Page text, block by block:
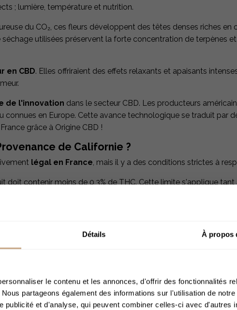
Détails À propos
le contenu et les annonces, d'offrir des fonctionnalités
partageons également des informations sur l'utilisation de
publicité et d'analyse, qui peuvent combiner celles-ci avec d'autres
ACCÈS
+18
; lumière, température et nutrition.
du CO₂, ces fleurs développent des têtes denses riches
utilisées préservent la forte concentration de terpènes
en CBD. Elles offriraient des effets relaxants et apaisants
de l'innovation dans le secteur CBD. Les producteurs
en Europe. Cette avance technologique se traduit par
grâce à Origine CBD !
de Californie ?
légal en France , mais il y a des conditions strictes à
doit contenir moins de 0,3% de THC. Cette limite s'applique
que vous achetez respecte cette exigence pour éviter tout
fournir des analyses certifiées de leurs produits. Ces
de justice de l'Union européenne (CJUE) a statué que le CBD
membres de l'UE. Cela signifie que, tant que le produit
?
manières :